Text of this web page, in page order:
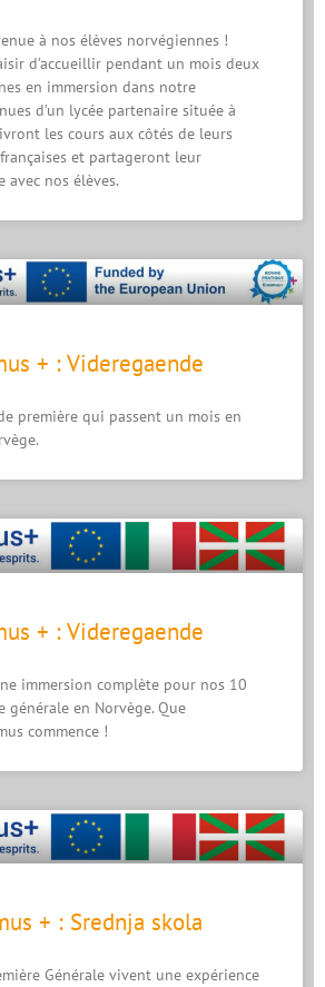
à nos élèves norvégiennes !
d’accueillir pendant un mois deux
en immersion dans notre
d’un lycée partenaire située à
les cours aux côtés de leurs
et partageront leur
nos élèves.
+ : Videregaende
première qui passent un mois en
+ : Videregaende
immersion complète pour nos 10
générale en Norvège. Que
commence !
+ : Srednja skola
Générale vivent une expérience